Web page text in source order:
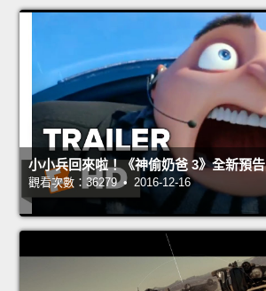
小小兵回來啦！《神偷奶爸 3》全新預告
觀看次數：36279 • 2016-12-16